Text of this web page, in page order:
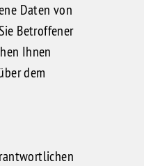
Daten von
Betroffener
Ihnen
dem